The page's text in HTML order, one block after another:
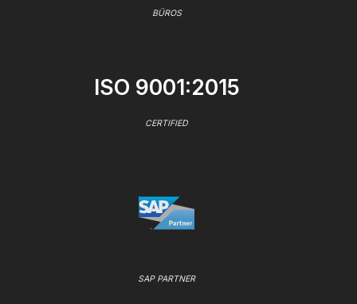
BÜROS
ISO 9001:2015
CERTIFIED
SAP PARTNER